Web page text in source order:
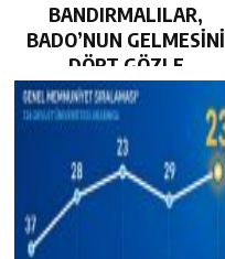
BANDIRMALILAR,
BADO’NUN GELMESİNİ
DÖRT GÖZLE
BEKLİYOR…